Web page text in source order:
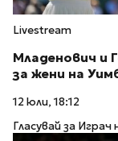
Livestream
Младенович и
за жени на
12 юли, 18:12
Гласувай за